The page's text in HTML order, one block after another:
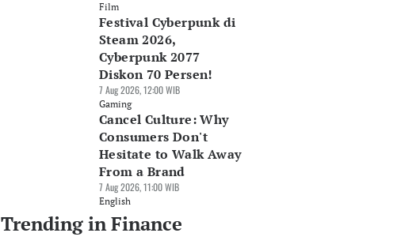
Film
Festival Cyberpunk di
Steam 2026,
Cyberpunk 2077
Diskon 70 Persen!
7 Aug 2026, 12:00 WIB
Gaming
Cancel Culture: Why
Consumers Don't
Hesitate to Walk Away
From a Brand
7 Aug 2026, 11:00 WIB
English
Trending in Finance